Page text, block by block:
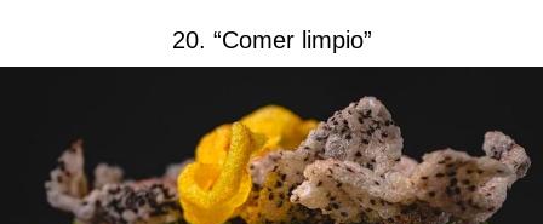
20. “Comer limpio”